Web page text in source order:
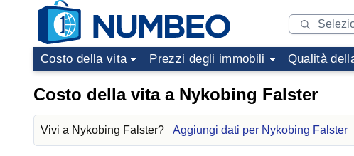
Costo della vita Prezzi degli immobili Qualità
Costo della vita a Nykobing Falster
Vivi a Nykobing Falster? Aggiungi dati per Nykobing Falster